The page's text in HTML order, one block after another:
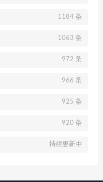
1184 条
1063 条
972 条
966 条
925 条
920 条
持续更新中